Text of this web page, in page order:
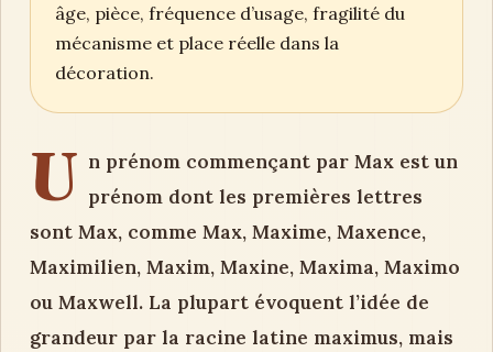
âge, pièce, fréquence d’usage, fragilité du
mécanisme et place réelle dans la
décoration.
U n prénom commençant par Max est un
prénom dont les premières lettres
sont Max, comme Max, Maxime, Maxence,
Maximilien, Maxim, Maxine, Maxima, Maximo
ou Maxwell. La plupart évoquent l’idée de
grandeur par la racine latine maximus, mais